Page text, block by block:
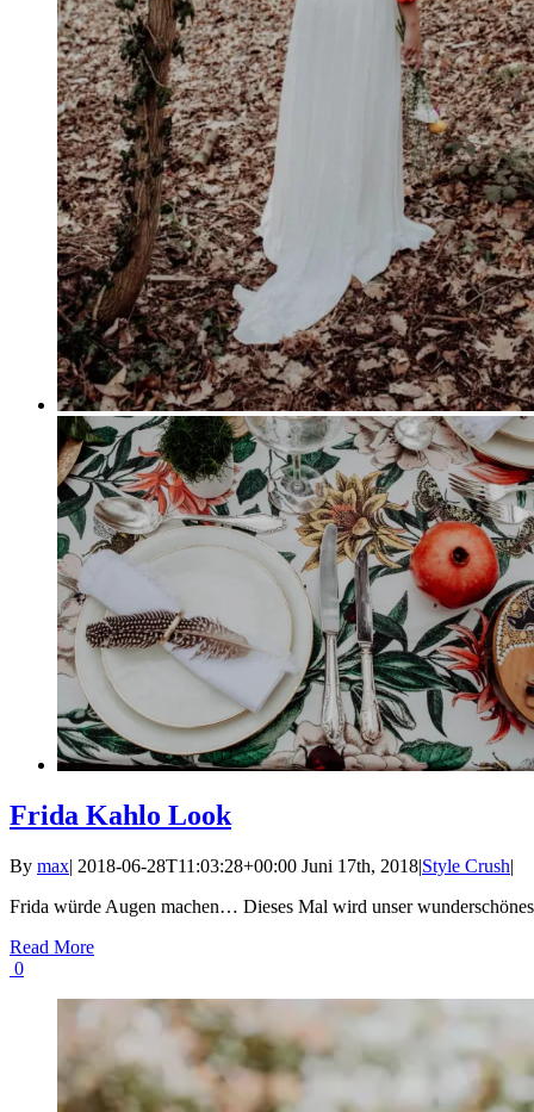
Frida Kahlo Look
By max| 2018-06-28T11:03:28+00:00 Juni 17th, 2018|Style Crush|
Frida würde Augen machen… Dieses Mal wird unser
Read More
0